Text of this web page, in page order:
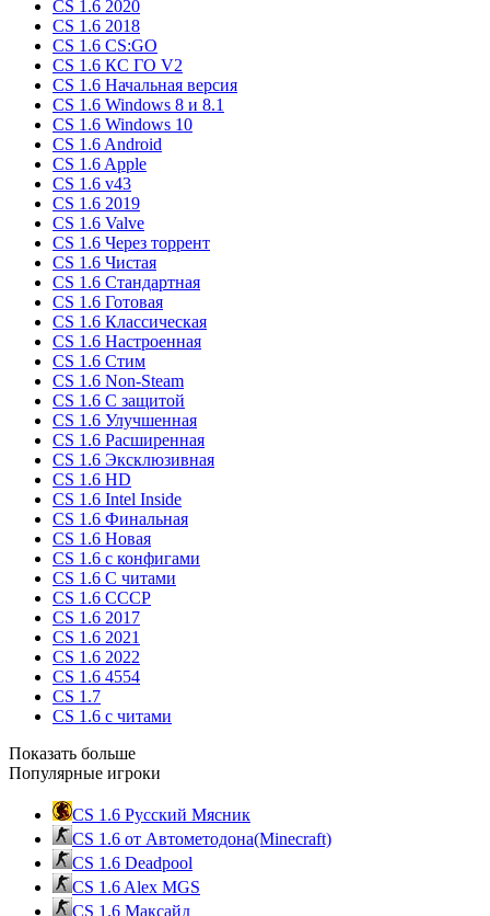
CS 1.6 2020
CS 1.6 2018
CS 1.6 CS:GO
CS 1.6 КС ГО V2
CS 1.6 Начальная версия
CS 1.6 Windows 8 и 8.1
CS 1.6 Windows 10
CS 1.6 Android
CS 1.6 Apple
CS 1.6 v43
CS 1.6 2019
CS 1.6 Valve
CS 1.6 Через торрент
CS 1.6 Чистая
CS 1.6 Стандартная
CS 1.6 Готовая
CS 1.6 Классическая
CS 1.6 Настроенная
CS 1.6 Стим
CS 1.6 Non-Steam
CS 1.6 C защитой
CS 1.6 Улучшенная
CS 1.6 Расширенная
CS 1.6 Эксклюзивная
CS 1.6 HD
CS 1.6 Intel Inside
CS 1.6 Финальная
CS 1.6 Новая
CS 1.6 с конфигами
CS 1.6 С читами
CS 1.6 CCCP
CS 1.6 2017
CS 1.6 2021
CS 1.6 2022
CS 1.6 4554
CS 1.7
CS 1.6 с читами
Показать больше
Популярные игроки
CS 1.6 Русский Мясник
CS 1.6 от Автометодона(Minecraft)
CS 1.6 Deadpool
CS 1.6 Alex MGS
CS 1.6 Максайд